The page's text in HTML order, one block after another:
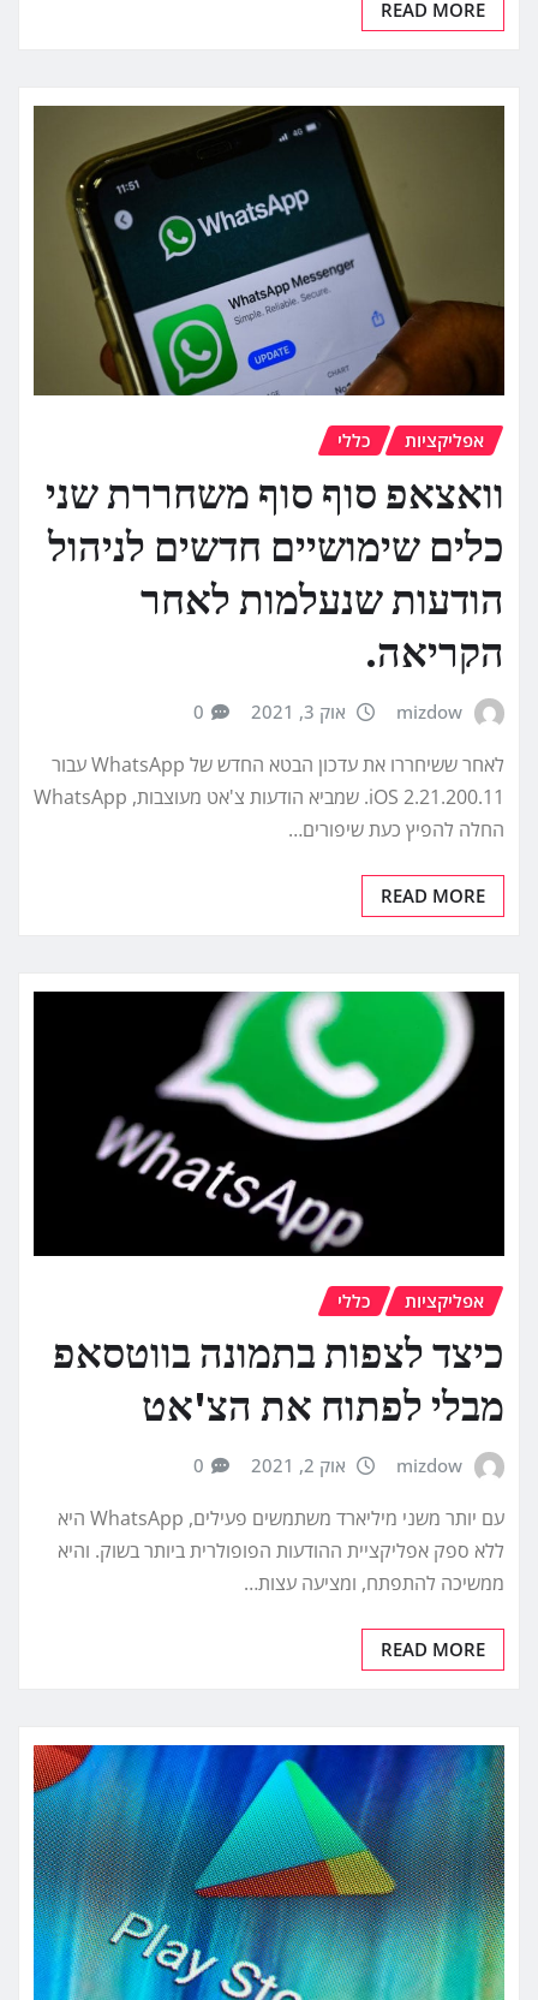
READ MORE
אפליקציות כללי
וואצאפ סוף סוף משחררת שני
כלים שימושיים חדשים לניהול
הודעות שנעלמות לאחר
הקריאה.
mizdow אוק 3, 2021 0
לאחר ששיחררו את עדכון הבטא החדש של WhatsApp עבור
iOS 2.21.200.11. שמביא הודעות צ'אט מעוצבות, WhatsApp
החלה להפיץ כעת שיפורים…
READ MORE
אפליקציות כללי
כיצד לצפות בתמונה בווטסאפ
מבלי לפתוח את הצ'אט
mizdow אוק 2, 2021 0
עם יותר משני מיליארד משתמשים פעילים, WhatsApp היא
ללא ספק אפליקציית ההודעות הפופולרית ביותר בשוק. והיא
ממשיכה להתפתח, ומציעה עצות…
READ MORE